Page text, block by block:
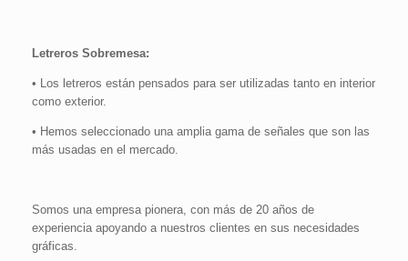
Letreros Sobremesa:
• Los letreros están pensados para ser utilizadas tanto en interior
como exterior.
• Hemos seleccionado una amplia gama de señales que son las
más usadas en el mercado.
Somos una empresa pionera, con más de 20 años de
experiencia apoyando a nuestros clientes en sus necesidades
gráficas.